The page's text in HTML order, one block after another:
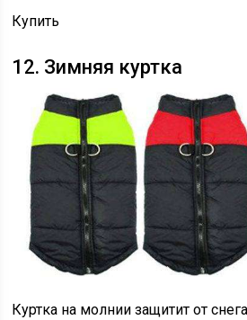
Купить
12. Зимняя куртка
Куртка на молнии защитит от